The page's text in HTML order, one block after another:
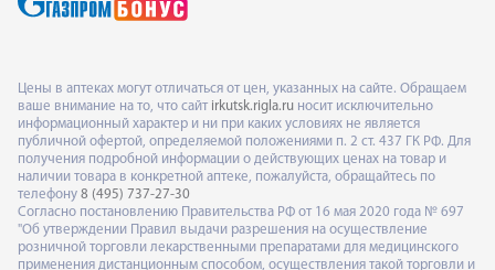
Цены в аптеках могут отличаться от цен, указанных на сайте. Обращаем
ваше внимание на то, что сайт irkutsk.rigla.ru носит исключительно
информационный характер и ни при каких условиях не является
публичной офертой, определяемой положениями п. 2 ст. 437 ГК РФ. Для
получения подробной информации о действующих ценах на товар и
наличии товара в конкретной аптеке, пожалуйста, обращайтесь по
телефону 8 (495) 737-27-30
Согласно постановлению Правительства РФ от 16 мая 2020 года № 697
"Об утверждении Правил выдачи разрешения на осуществление
розничной торговли лекарственными препаратами для медицинского
применения дистанционным способом, осуществления такой торговли и